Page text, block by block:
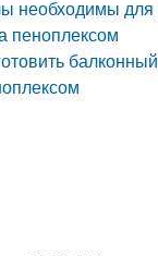
необходимы для
пеноплексом